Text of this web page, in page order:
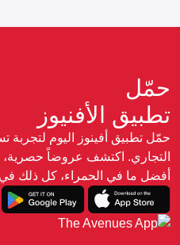
حمّل
تطبيق الأفنيوز
حمّل تطبيق أفينوز اليوم
التجاري. اكتشف عروضاً
أفضل ما في الحمراء، كل ذلك